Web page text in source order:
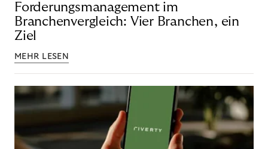
Forderungsmanagement im
Branchenvergleich: Vier Branchen, ein
Ziel
MEHR LESEN